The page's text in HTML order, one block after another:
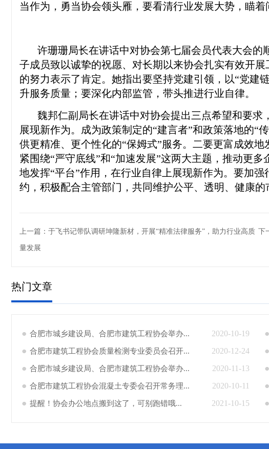
当作为，勇当协会领头雁，要看清行业发展大势，瞄着
许珊珊局长在讲话中对协会第七届会员代表大会的
子成员致以诚挚的祝愿、对长期以来协会扎实有效开
的努力表示了肯定。她指出要坚持党建引领，以“党建
升服务质量；要深化内部监管，带头推进行业自律。
魏邦仁副局长在讲话中对协会提出三点希望和要求
展现新作为。成为政策制定的“建言者”和政策落地的“
供更精准、更个性化的“保姆式”服务。二要更富成效
紧围绕“严守底线”和“加速发展”这两大主题，推动更
地发挥“平台”作用，在行业自律上展现新作为。要加
约，积极配合主管部门，共同维护公平、透明、健康的
上一篇： 于飞书记带队调研坤隆新材，开展“精准法律服务”，助力行业高质
量发展
下
热门文章
2020-10-19
合肥市城乡建设局、合肥市建筑工程协会举办...
2020-12-24
合肥市建筑工程协会质量检测专业委员会召开...
2020-11-13
合肥市城乡建设局、合肥市建筑工程协会举办...
2020-10-11
合肥市建筑工程协会混凝土专委会召开常务理...
2021-10-15
提醒！协会办公地点搬到这了，可别跑错哦...